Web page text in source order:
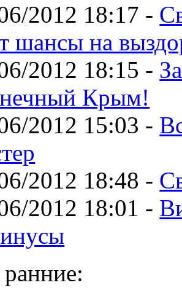
2012 18:17 -
шансы на
2012 18:15 -
Крым!
2012 15:03 -
2012 18:48 -
2012 18:01 -